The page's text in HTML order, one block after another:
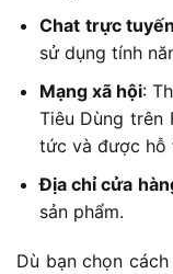
Chat trực tuyến
sử dụng tính
Mạng xã hội:
Tiêu Dùng trên
tức và được hỗ
Địa chỉ cửa
sản phẩm.
Dù bạn chọn